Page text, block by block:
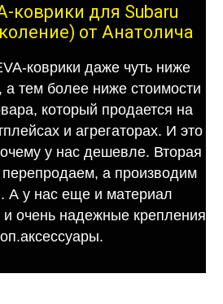
коврики для Subaru
от Анатолича
коврики даже чуть ниже
тем более ниже стоимости
который продается на
и агрегаторах. И это
у нас дешевле. Вторая
а производим
А у нас еще и материал
и очень надежные крепления